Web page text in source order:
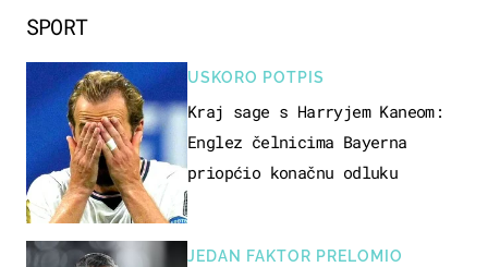
SPORT
USKORO POTPIS
Kraj sage s Harryjem Kaneom:
Englez čelnicima Bayerna
priopćio konačnu odluku
JEDAN FAKTOR PRELOMIO